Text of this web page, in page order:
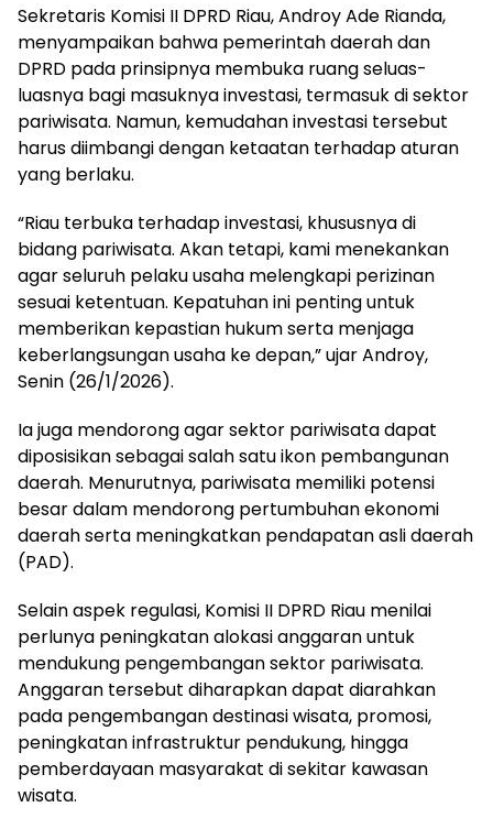
Sekretaris Komisi II DPRD Riau, Androy Ade Rianda,
menyampaikan bahwa pemerintah daerah dan
DPRD pada prinsipnya membuka ruang seluas-
luasnya bagi masuknya investasi, termasuk di sektor
pariwisata. Namun, kemudahan investasi tersebut
harus diimbangi dengan ketaatan terhadap aturan
yang berlaku.
“Riau terbuka terhadap investasi, khususnya di
bidang pariwisata. Akan tetapi, kami menekankan
agar seluruh pelaku usaha melengkapi perizinan
sesuai ketentuan. Kepatuhan ini penting untuk
memberikan kepastian hukum serta menjaga
keberlangsungan usaha ke depan,” ujar Androy,
Senin (26/1/2026).
Ia juga mendorong agar sektor pariwisata dapat
diposisikan sebagai salah satu ikon pembangunan
daerah. Menurutnya, pariwisata memiliki potensi
besar dalam mendorong pertumbuhan ekonomi
daerah serta meningkatkan pendapatan asli daerah
(PAD).
Selain aspek regulasi, Komisi II DPRD Riau menilai
perlunya peningkatan alokasi anggaran untuk
mendukung pengembangan sektor pariwisata.
Anggaran tersebut diharapkan dapat diarahkan
pada pengembangan destinasi wisata, promosi,
peningkatan infrastruktur pendukung, hingga
pemberdayaan masyarakat di sekitar kawasan
wisata.